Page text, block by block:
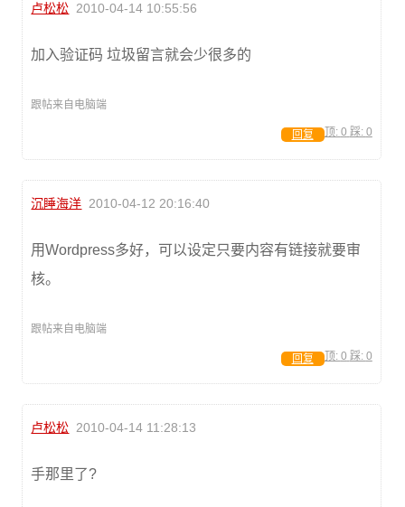
卢松松 2010-04-14 10:55:56
加入验证码 垃圾留言就会少很多的
跟帖来自电脑端
顶: 0 踩: 0
回复
沉睡海洋 2010-04-12 20:16:40
用Wordpress多好，可以设定只要内容有链接就要审
核。
跟帖来自电脑端
顶: 0 踩: 0
回复
卢松松 2010-04-14 11:28:13
手那里了?